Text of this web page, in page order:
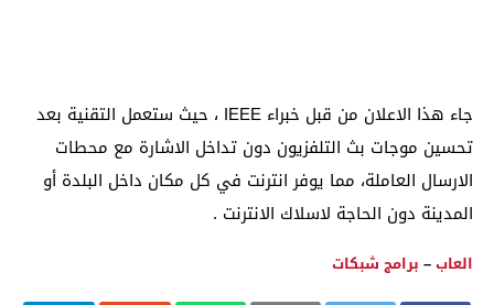
جاء هذا الاعلان من قبل خبراء IEEE ، حيث ستعمل التقنية بعد
تحسين موجات بث التلفزيون دون تداخل الاشارة مع محطات
الارسال العاملة، مما يوفر انترنت في كل مكان داخل البلدة أو
المدينة دون الحاجة لاسلاك الانترنت .
العاب– برامج شبكات